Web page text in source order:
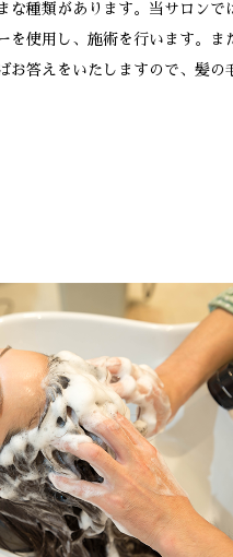
な種類があります。当サロンで
を使用し、施術を行います。ま
お答えをいたしますので、髪の